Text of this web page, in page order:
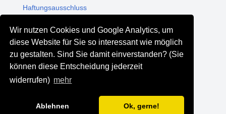
Wir nutzen Cookies und Google Analytics, um
diese Website für Sie so interessant wie möglich
zu gestalten. Sind Sie damit einverstanden? (Sie
können diese Entscheidung jederzeit
widerrufen) mehr
Ablehnen Ok, gerne!
Haftungsausschluss
Shop - Online kaufen
Münzgalerie München
MGM Schmuck
MGM Pfand